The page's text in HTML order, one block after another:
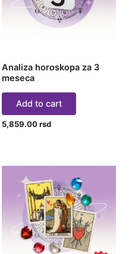
Analiza horoskopa za 3
meseca
Add to cart
5,859.00rsd